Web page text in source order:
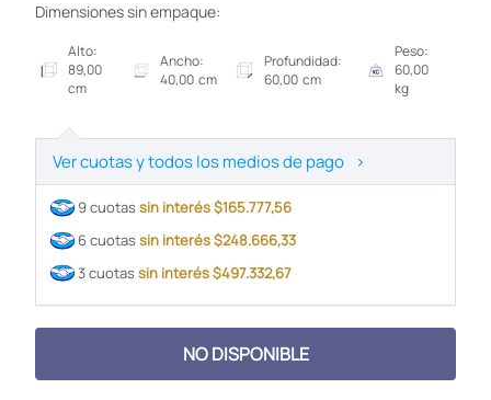
Dimensiones sin empaque:
Alto:
89,00
cm
Ancho:
40,00 cm
Profundidad:
60,00 cm
Peso:
60,00
kg
Ver cuotas y todos los medios de pago >
9 cuotassin interés $165.777,56
6 cuotassin interés $248.666,33
3 cuotassin interés $497.332,67
NO DISPONIBLE